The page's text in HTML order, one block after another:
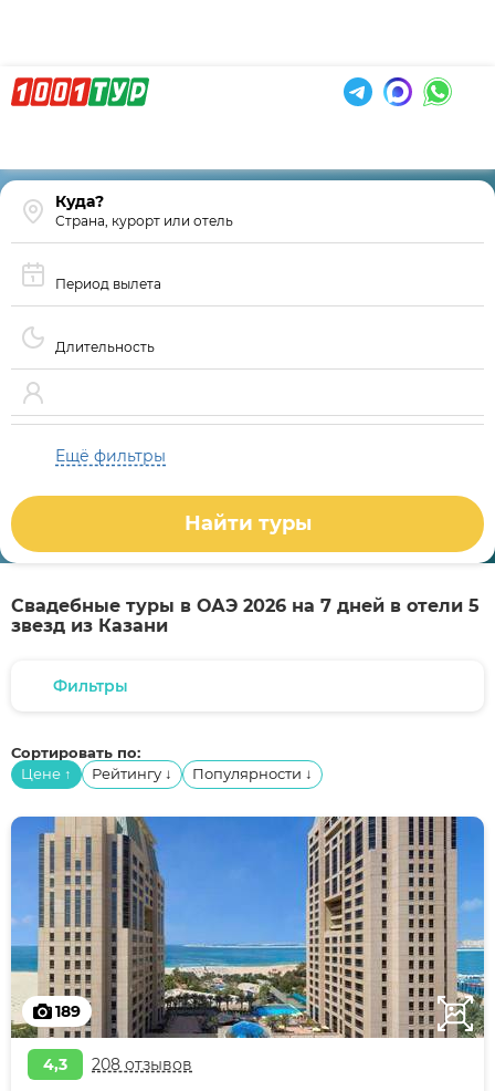
Страна, курорт или отель
Период вылета
Длительность
Ещё фильтры
Найти туры
Свадебные туры в ОАЭ 2026 на 7 дней в отели 5
звезд из Казани
Фильтры
Сортировать по:
Цене ↑ Рейтингу ↓ Популярности ↓
189
4,3 208 отзывов